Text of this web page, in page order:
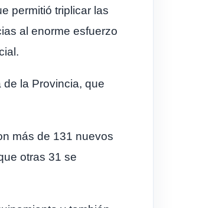
permitió triplicar las
al enorme esfuerzo
la Provincia, que
más de 131 nuevos
otras 31 se